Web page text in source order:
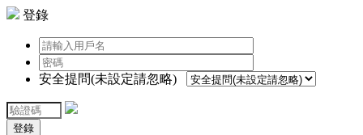
登錄
安全提問(未設定請忽略)
登錄